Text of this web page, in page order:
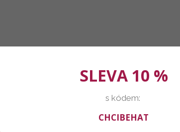
SLEVA 10 %
s kódem:
CHCIBEHAT